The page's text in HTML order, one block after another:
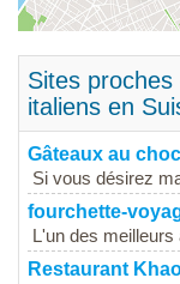
Sites
italiens en
Gâteaux au
Si vous désirez
fourchette-
L'un des
Restaurant